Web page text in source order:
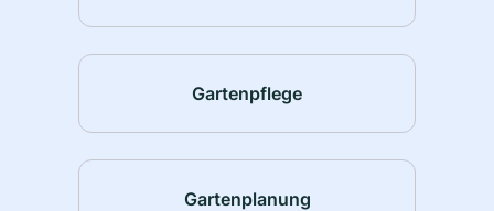
Gartenpflege
Gartenplanung